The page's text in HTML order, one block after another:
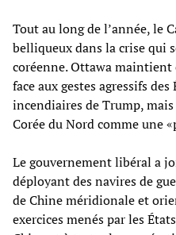
Tout au long de l’année, le
belliqueux dans la crise qui
coréenne. Ottawa maintient
face aux gestes agressifs
incendiaires de Trump,
Corée du Nord comme une
Le gouvernement libéral a
déployant des navires de
de Chine méridionale et
exercices menés par les